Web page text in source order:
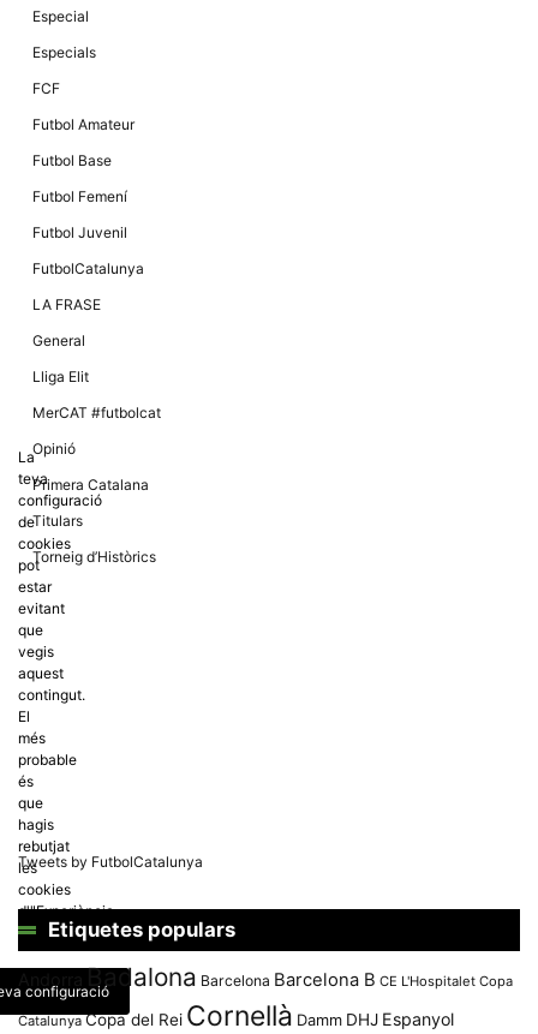
Especial
Especials
FCF
Futbol Amateur
Futbol Base
Futbol Femení
Futbol Juvenil
FutbolCatalunya
LA FRASE
General
Lliga Elit
MerCAT #futbolcat
Opinió
Primera Catalana
Titulars
Torneig d’Històrics
La
teva
configuració
de
cookies
pot
estar
evitant
que
vegis
aquest
contingut.
El
més
probable
és
que
hagis
rebutjat
les
cookies
d'"Experiència
d'usuari".
configuració
Tweets by FutbolCatalunya
Etiquetes populars
Badalona Barcelona Barcelona B CE L'Hospitalet Copa
Catalunya Copa del Rei Cornellà Damm DHJ Espanyol